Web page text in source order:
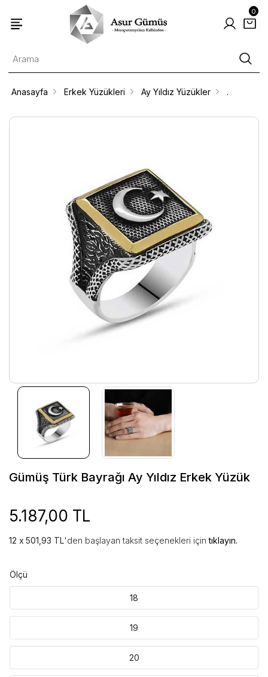
0
Anasayfa Erkek Yüzükleri Ay Yıldız Yüzükler .
Gümüş Türk Bayrağı Ay Yıldız Erkek Yüzük
5.187,00 TL
501,93 TL'den başlayan taksit seçenekleri içintıklayın.
Ölçü
18
19
20